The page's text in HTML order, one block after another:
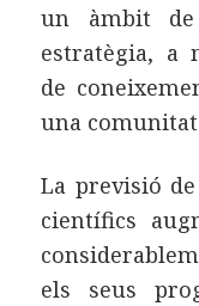
un àmbit de
estratègia, a
de
una
La previsió
científics
els seus